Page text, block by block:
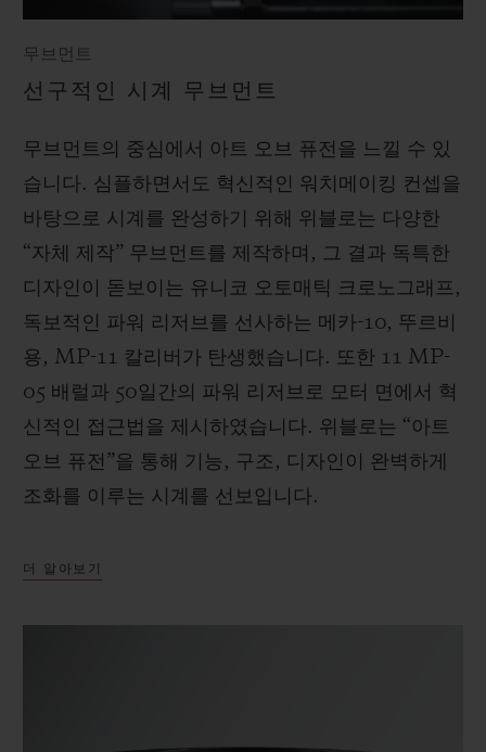
무브먼트
선구적인 시계 무브먼트
무브먼트의 중심에서 아트 오브 퓨전을 느낄 수 있
습니다. 심플하면서도 혁신적인 워치메이킹 컨셉을
바탕으로 시계를 완성하기 위해 위블로는 다양한
“자체 제작” 무브먼트를 제작하며, 그 결과 독특한
디자인이 돋보이는 유니코 오토매틱 크로노그래프,
독보적인 파워 리저브를 선사하는 메카-10, 뚜르비
용, MP-11 칼리버가 탄생했습니다. 또한 11 MP-
05 배럴과 50일간의 파워 리저브로 모터 면에서 혁
신적인 접근법을 제시하였습니다. 위블로는 “아트
오브 퓨전”을 통해 기능, 구조, 디자인이 완벽하게
조화를 이루는 시계를 선보입니다.
더 알아보기